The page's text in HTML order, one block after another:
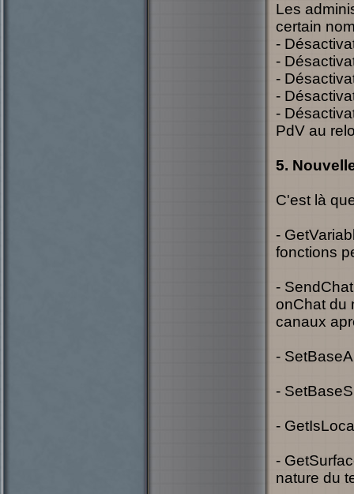
Les
certain
-
-
-
-
-
PdV au
5.
C'est là
-
fonctions
-
onChat du
canaux
-
-
-
-
nature du